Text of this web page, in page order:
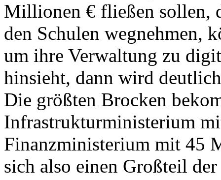
Millionen € fließen sollen,
den Schulen wegnehmen,
um ihre Verwaltung zu
hinsieht, dann wird
Die größten Brocken
Infrastrukturministerium
Finanzministerium mit 45
sich also einen Großteil